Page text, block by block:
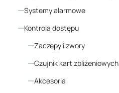
Systemy alarmowe
Kontrola dostępu
Zaczepy i zwory
Czujnik kart zbliżeniowych
Akcesoria